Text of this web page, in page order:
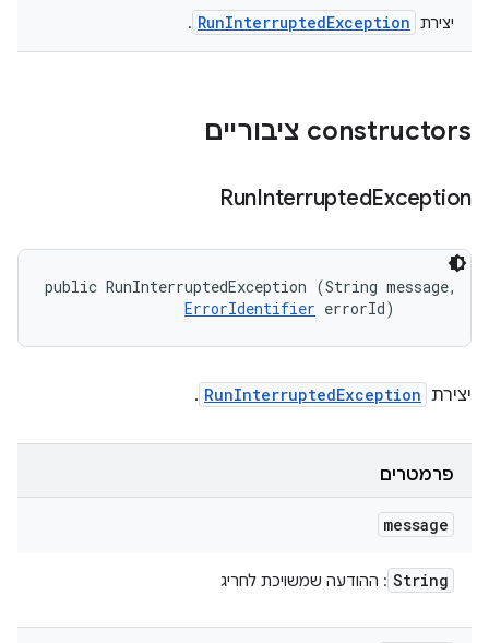
יצירת RunInterruptedException
.
‫constructors ציבוריים
RunInterruptedException
public RunInterruptedException (String message,
ErrorIdentifier errorId)
יצירת RunInterruptedException
.
פרמטרים
message
String : ההודעה שמשויכת לחריג